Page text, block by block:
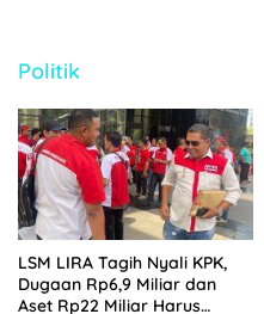
Politik
LSM LIRA Tagih Nyali KPK,
Dugaan Rp6,9 Miliar dan
Aset Rp22 Miliar Harus